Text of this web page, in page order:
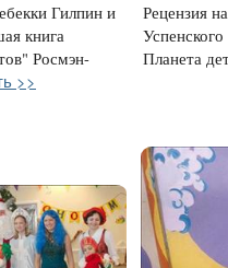
Гилпин и
книга
Росмэн-
>>
Рецензия
Планета